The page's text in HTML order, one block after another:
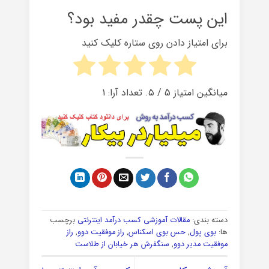
این پست چقدر مفید بود؟
برای امتیاز دادن روی ستاره کلیک کنید
میانگین امتیاز 5/ ۵. تعداد آرا: 1
دسته بندی: مقالات آموزشی کسب درآمد اینترنتی برچسب
ها: بوی پول, حس بوی اسکناس, راز موفقیت دوو, راز
موفقیت مدیر دوو, سنگفرش هر خیابان از طلاست